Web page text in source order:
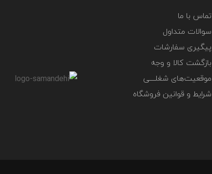
تماس با ما
سوالات متداول
پیگیری سفارشات
بازگشت کالا و وجه
موقعیت‌های شغلــــی
شرایط و قوانین فروشگاه